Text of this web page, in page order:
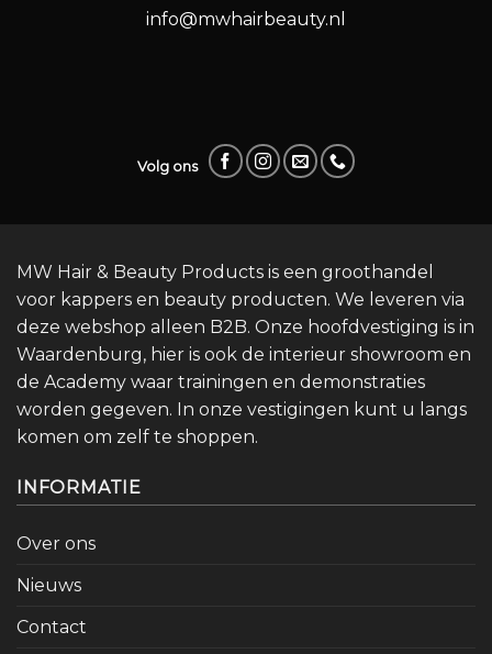
info@mwhairbeauty.nl
Volg ons
MW Hair & Beauty Products is een groothandel
voor kappers en beauty producten. We leveren via
deze webshop alleen B2B. Onze hoofdvestiging is in
Waardenburg, hier is ook de interieur showroom en
de Academy waar trainingen en demonstraties
worden gegeven. In onze vestigingen kunt u langs
komen om zelf te shoppen.
INFORMATIE
Over ons
Nieuws
Contact